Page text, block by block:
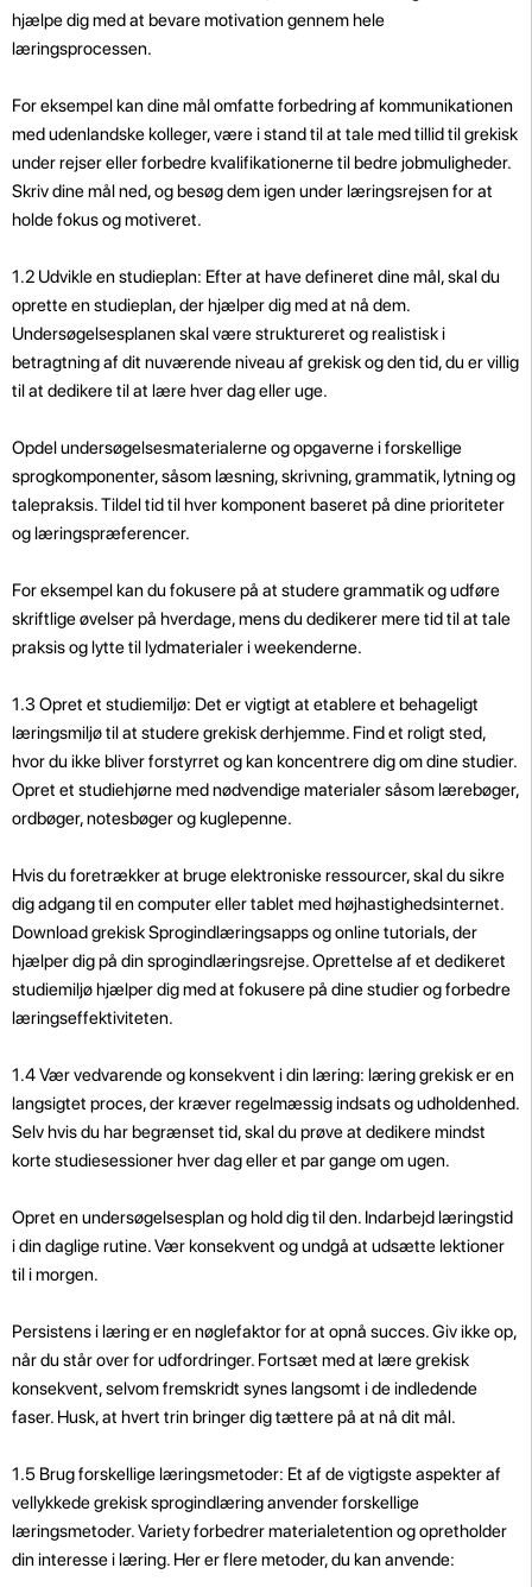
hjælpe dig med at bevare motivation gennem hele
læringsprocessen.
For eksempel kan dine mål omfatte forbedring af kommunikationen
med udenlandske kolleger, være i stand til at tale med tillid til grekisk
under rejser eller forbedre kvalifikationerne til bedre jobmuligheder.
Skriv dine mål ned, og besøg dem igen under læringsrejsen for at
holde fokus og motiveret.
1.2 Udvikle en studieplan: Efter at have defineret dine mål, skal du
oprette en studieplan, der hjælper dig med at nå dem.
Undersøgelsesplanen skal være struktureret og realistisk i
betragtning af dit nuværende niveau af grekisk og den tid, du er villig
til at dedikere til at lære hver dag eller uge.
Opdel undersøgelsesmaterialerne og opgaverne i forskellige
sprogkomponenter, såsom læsning, skrivning, grammatik, lytning og
talepraksis. Tildel tid til hver komponent baseret på dine prioriteter
og læringspræferencer.
For eksempel kan du fokusere på at studere grammatik og udføre
skriftlige øvelser på hverdage, mens du dedikerer mere tid til at tale
praksis og lytte til lydmaterialer i weekenderne.
1.3 Opret et studiemiljø: Det er vigtigt at etablere et behageligt
læringsmiljø til at studere grekisk derhjemme. Find et roligt sted,
hvor du ikke bliver forstyrret og kan koncentrere dig om dine studier.
Opret et studiehjørne med nødvendige materialer såsom lærebøger,
ordbøger, notesbøger og kuglepenne.
Hvis du foretrækker at bruge elektroniske ressourcer, skal du sikre
dig adgang til en computer eller tablet med højhastighedsinternet.
Download grekisk Sprogindlæringsapps og online tutorials, der
hjælper dig på din sprogindlæringsrejse. Oprettelse af et dedikeret
studiemiljø hjælper dig med at fokusere på dine studier og forbedre
læringseffektiviteten.
1.4 Vær vedvarende og konsekvent i din læring: læring grekisk er en
langsigtet proces, der kræver regelmæssig indsats og udholdenhed.
Selv hvis du har begrænset tid, skal du prøve at dedikere mindst
korte studiesessioner hver dag eller et par gange om ugen.
Opret en undersøgelsesplan og hold dig til den. Indarbejd læringstid
i din daglige rutine. Vær konsekvent og undgå at udsætte lektioner
til i morgen.
Persistens i læring er en nøglefaktor for at opnå succes. Giv ikke op,
når du står over for udfordringer. Fortsæt med at lære grekisk
konsekvent, selvom fremskridt synes langsomt i de indledende
faser. Husk, at hvert trin bringer dig tættere på at nå dit mål.
1.5 Brug forskellige læringsmetoder: Et af de vigtigste aspekter af
vellykkede grekisk sprogindlæring anvender forskellige
læringsmetoder. Variety forbedrer materialetention og opretholder
din interesse i læring. Her er flere metoder, du kan anvende: